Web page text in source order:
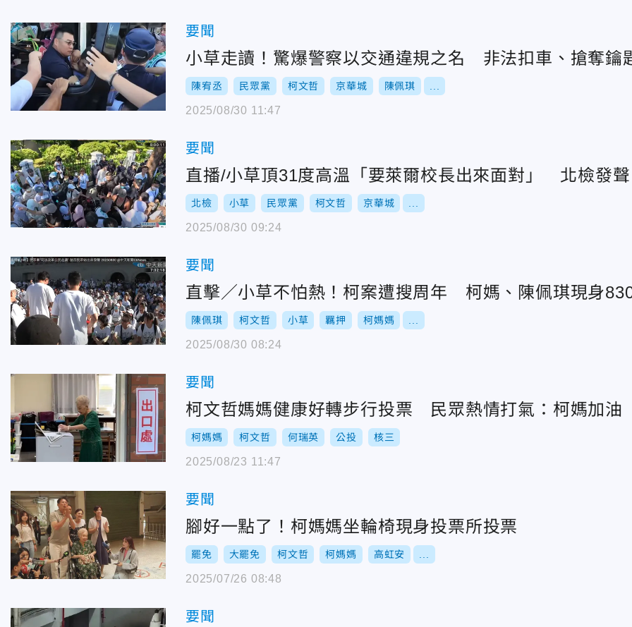
要聞
小草走讀！驚爆警察以交通違規之名 非法扣車、搶奪鑰
陳宥丞 民眾黨 柯文哲 京華城 陳佩琪
2025/08/30 11:47
要聞
直播/小草頂31度高溫「要萊爾校長出來面對」 北檢發
北檢 小草 民眾黨 柯文哲 京華城
2025/08/30 09:24
要聞
直擊／小草不怕熱！柯案遭搜周年 柯媽、陳佩琪現身
陳佩琪 柯文哲 小草 羈押 柯媽媽
2025/08/30 08:24
要聞
柯文哲媽媽健康好轉步行投票 民眾熱情打氣：柯媽加油
柯媽媽 柯文哲 何瑞英 公投 核三
2025/08/23 11:47
要聞
腳好一點了！柯媽媽坐輪椅現身投票所投票
罷免 大罷免 柯文哲 柯媽媽 高虹安
2025/07/26 08:48
要聞